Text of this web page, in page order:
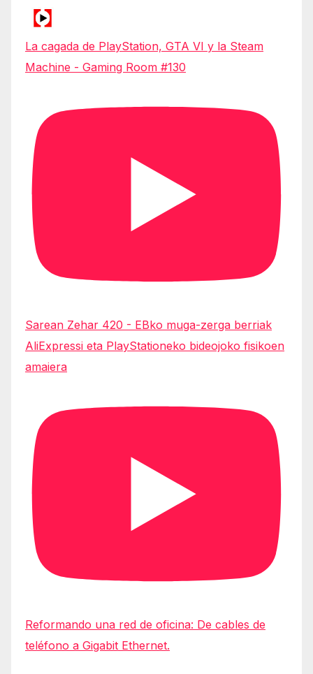
La cagada de PlayStation, GTA VI y la Steam
Machine - Gaming Room #130
Sarean Zehar 420 - EBko muga-zerga berriak
AliExpressi eta PlayStationeko bideojoko fisikoen
amaiera
Reformando una red de oficina: De cables de
teléfono a Gigabit Ethernet.